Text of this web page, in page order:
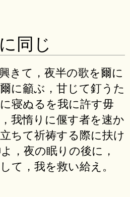
同じ
きて，夜半の歌を爾に
に籲ぶ，甘じて釘うた
寝ぬるを我に許す毋
我惰りに偃す者を速か
ちて祈祷する際に扶け
，夜の眠りの後に，
て，我を救い給え。